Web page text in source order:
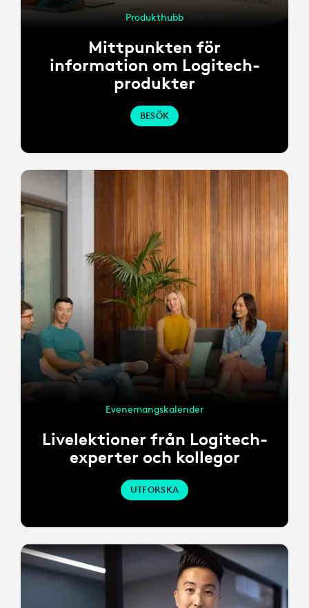
Produkthubb
Mittpunkten för
information om Logitech-
produkter
BESÖK
Evenemangskalender
Livelektioner från Logitech-
experter och kollegor
UTFORSKA